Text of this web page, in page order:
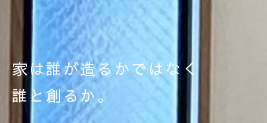
STYLE OF A HOUSE
私たちの家づくり
LINEUP
商品ラインナップ
REFORM / RENOVATION
リフォーム/リノベーション
LAND INFORMATION
家は誰が造るかではなく
誰と創るか。